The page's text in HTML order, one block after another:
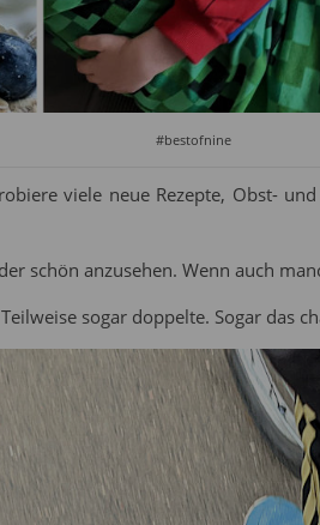
#bestofnine
viele neue Rezepte, Obst-
schön anzusehen. Wenn auch
sogar doppelte. Sogar das